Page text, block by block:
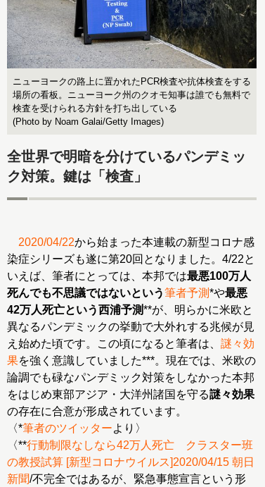
ニューヨークの路上に置かれたPCR検査や抗体検査をする
場所の看板。ニューヨーク州のクオモ知事は誰でも無料で
検査を受けられる方針を打ち出している
(Photo by Noam Galai/Getty Images)
全世界で明暗を分けているパンデミッ
ク対策。鍵は「検査」
2020/04/22から始まった本連載の新型コロナ感
染症シリーズも遂に第20回となりました。4/22と
いえば、筆者にとっては、本邦では最悪100万人
死んでも不思議ではないという筆者予測*や最悪
42万人死亡という西浦予測**が、明らかに米欧と
異なるパンデミックの挙動で大外れする兆候が見
え始めた頃です。この頃になると筆者は、 謎々効
果を強く意識していました***。現在では、米欧の
論調でも碌なパンデミック対策をしなかった本邦
をはじめ東部アジア・大洋州諸国を守る謎々効果
の存在に合意が形成されています。
〈*筆者のツイッターより〉
〈**行動制限なしなら42万人死亡 クラスター班
の教授試算 [新型コロナウイルス]2020/04/15 朝日
新聞/不完全ではあるが、緊急事態宣言という形